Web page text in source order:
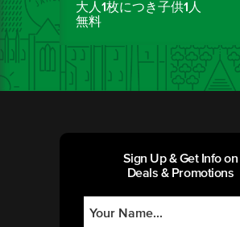
大人1枚につき子供1人
無料
Sign Up & Get Info on
Deals & Promotions